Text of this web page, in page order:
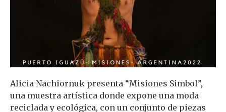
Alicia Nachiornuk presenta “Misiones Simbol”,
una muestra artística donde expone una moda
reciclada y ecológica, con un conjunto de piezas